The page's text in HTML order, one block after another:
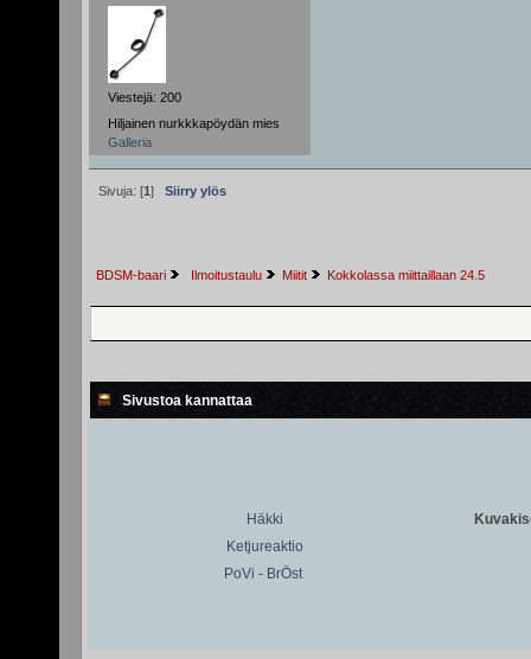
Viestejä: 200
Hiljainen nurkkkapöydän mies
Galleria
Sivuja: [1] Siirry ylös
BDSM-baari Ilmoitustaulu Miitit Kokkolassa miittaillaan 24.5
Sivustoa kannattaa
Häkki
Ketjureaktio
PoVi - BrÖst